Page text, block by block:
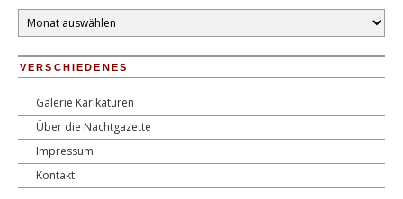
Monatsarchiv
VERSCHIEDENES
Galerie Karikaturen
Über die Nachtgazette
Impressum
Kontakt